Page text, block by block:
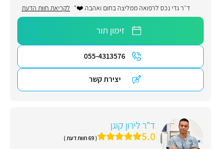
ד״ר גדי נכס לרפואה ממליצה בחום ואהבה ❤️" לקריאת חוות הדעת
זימון תור
055-4313576
יצירת קשר
ד"ר לירון קוגן
5.0 ( 69 חוות דעת )